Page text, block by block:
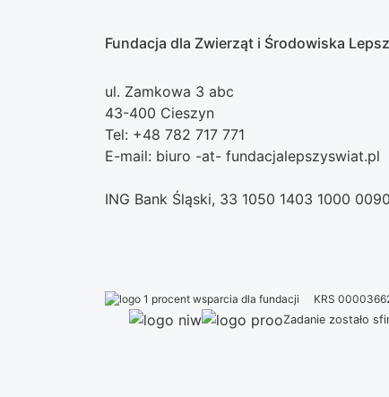
Fundacja dla Zwierząt i Środowiska
ul. Zamkowa 3 abc
43-400 Cieszyn
Tel: +48 782 717 771
E-mail: biuro -at- fundacjalepszyswiat.pl
ING Bank Śląski, 33 1050 1403 1000
KRS
Zadanie zostało